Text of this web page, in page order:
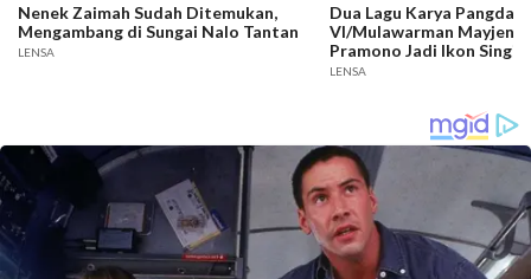
Nenek Zaimah Sudah Ditemukan,
Mengambang di Sungai Nalo Tantan
LENSA
Dua Lagu Karya Pangdam
VI/Mulawarman Mayjen
Pramono Jadi Ikon
Competition HUT Ke-81
LENSA